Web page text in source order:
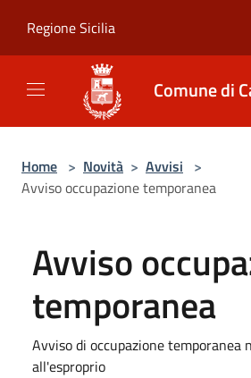
Regione Sicilia
Comune di
Home > Novità > Avvisi >
Avviso occupazione temporanea
Avviso
temporanea
Avviso di occupazione temporanea
all'esproprio